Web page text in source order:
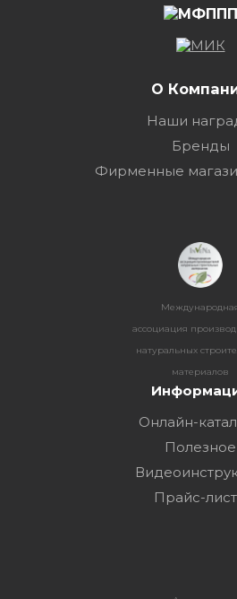
О
Наши
Бренды
Фирменные
ассоциация
натуральных
материалов
Онлайн-
Полезное
Прайс-